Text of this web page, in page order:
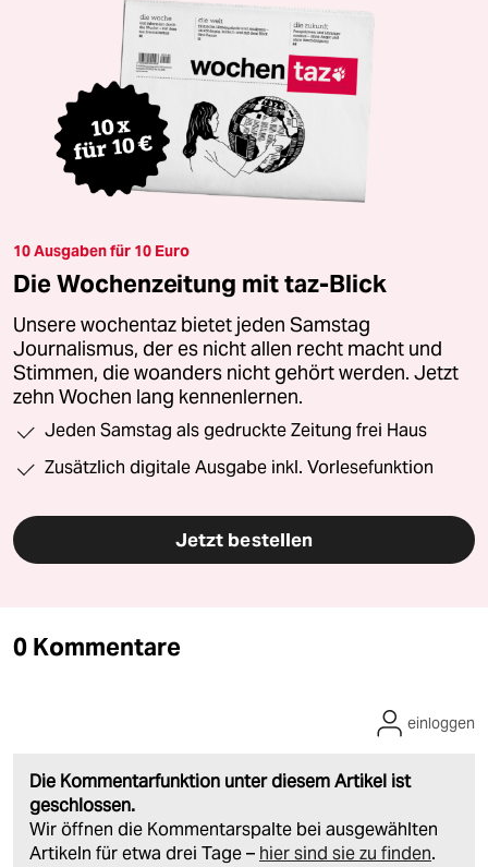
10 Ausgaben für 10 Euro
Die Wochenzeitung mit taz-Blick
Unsere wochentaz bietet jeden Samstag
Journalismus, der es nicht allen recht macht und
Stimmen, die woanders nicht gehört werden. Jetzt
zehn Wochen lang kennenlernen.
Jeden Samstag als gedruckte Zeitung frei Haus
Zusätzlich digitale Ausgabe inkl. Vorlesefunktion
Jetzt bestellen
0 Kommentare
Die Kommentarfunktion unter diesem Artikel ist
geschlossen.
Wir öffnen die Kommentarspalte bei ausgewählten
Artikeln für etwa drei Tage – hier sind sie zu finden.
einloggen